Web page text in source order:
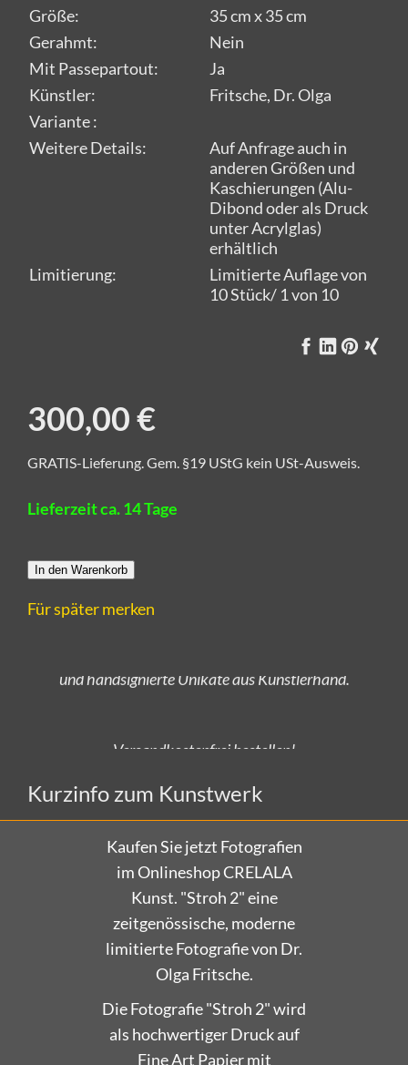
Größe:
35 cm x 35 cm
Gerahmt:
Nein
Mit Passepartout:
Ja
Künstler:
Fritsche, Dr. Olga
Variante :
Weitere Details:
Auf Anfrage auch in
anderen Größen und
Kaschierungen (Alu-
Dibond oder als Druck
unter Acrylglas)
erhältlich
Limitierung:
Limitierte Auflage von
10 Stück/ 1 von 10
300,00 €
GRATIS-Lieferung. Gem. §19 UStG kein USt-Ausweis.
Lieferzeit ca. 14 Tage
In den Warenkorb
Für später merken
Alle Kunstwerke von CRELALA Kunst sind zertifizierte
Kurzinfo zum Kunstwerk
Kaufen Sie jetzt Fotografien
im Onlineshop CRELALA
Kunst. "Stroh 2" eine
zeitgenössische, moderne
limitierte Fotografie von Dr.
Olga Fritsche.
Die Fotografie "Stroh 2" wird
als hochwertiger Druck auf
Fine Art Papier mit